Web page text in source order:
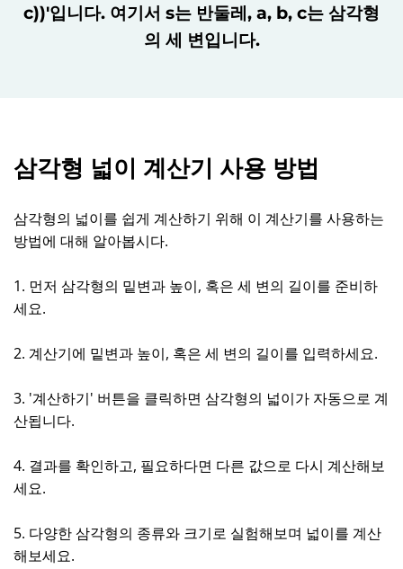
c))'입니다. 여기서 s는 반둘레, a, b, c는 삼각형
의 세 변입니다.
삼각형 넓이 계산기 사용 방법
삼각형의 넓이를 쉽게 계산하기 위해 이 계산기를 사용하는
방법에 대해 알아봅시다.
1. 먼저 삼각형의 밑변과 높이, 혹은 세 변의 길이를 준비하
세요.
2. 계산기에 밑변과 높이, 혹은 세 변의 길이를 입력하세요.
3. '계산하기' 버튼을 클릭하면 삼각형의 넓이가 자동으로 계
산됩니다.
4. 결과를 확인하고, 필요하다면 다른 값으로 다시 계산해보
세요.
5. 다양한 삼각형의 종류와 크기로 실험해보며 넓이를 계산
해보세요.